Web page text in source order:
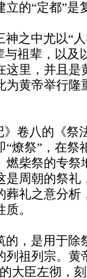
的“定都”是
之中尤以“
与祖辈，以
里，并且是
黄帝举行隆
卷八的《祭
燎祭”，在祭
燃柴祭的专祭
是周朝的祭礼
葬礼之意分析
。
，是用于除
列祖列宗。黄
大臣左彻，